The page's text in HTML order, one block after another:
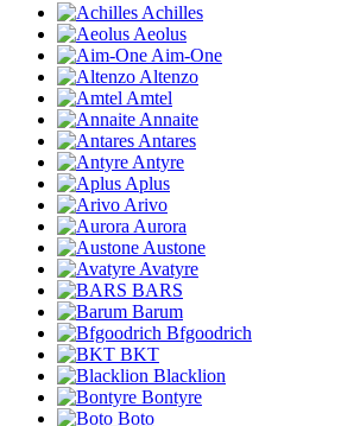
Achilles
Aeolus
Aim-One
Altenzo
Amtel
Annaite
Antares
Antyre
Aplus
Arivo
Aurora
Austone
Avatyre
BARS
Barum
Bfgoodrich
BKT
Blacklion
Bontyre
Boto